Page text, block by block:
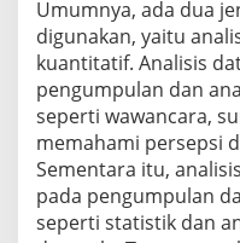
Umumnya, ada dua
digunakan, yaitu
kuantitatif. Analisis
pengumpulan dan
seperti wawancara,
memahami persepsi
Sementara itu,
pada pengumpulan
seperti statistik dan